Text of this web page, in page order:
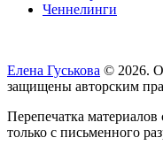
Ченнелинги
Елена Гуськова © 2026.
защищены авторским
Перепечатка материалов
только с письменного